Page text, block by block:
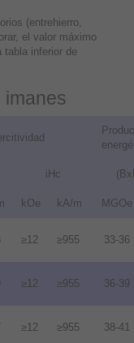
(entrehierro,
el valor máximo
tabla inferior de
imanes
iHc
kOe kA/m MGOe
≥12 ≥955 33-36
≥12 ≥955 36-39
≥12 ≥955 38-41